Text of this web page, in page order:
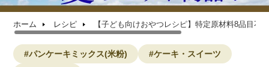
ホーム レシピ 【子ども向けおやつレシピ】特定原材料8品目不
#パンケーキミックス(米粉)
#ケーキ・スイーツ